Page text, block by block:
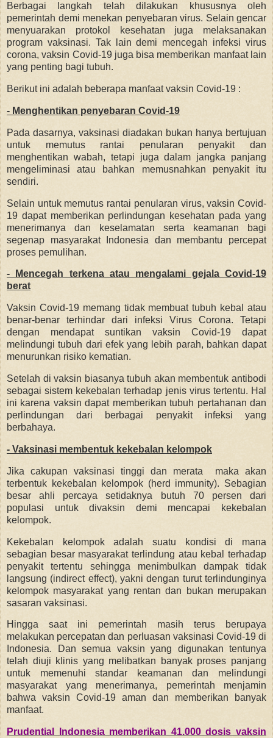
Berbagai langkah telah dilakukan khususnya oleh
pemerintah demi menekan penyebaran virus. Selain gencar
menyuarakan protokol kesehatan juga melaksanakan
program vaksinasi. Tak lain demi mencegah infeksi virus
corona, vaksin Covid-19 juga bisa memberikan manfaat lain
yang penting bagi tubuh.
Berikut ini adalah beberapa manfaat vaksin Covid-19 :
- Menghentikan penyebaran Covid-19
Pada dasarnya, vaksinasi diadakan bukan hanya bertujuan
untuk memutus rantai penularan penyakit dan
menghentikan wabah, tetapi juga dalam jangka panjang
mengeliminasi atau bahkan memusnahkan penyakit itu
sendiri.
Selain untuk memutus rantai penularan virus, vaksin Covid-
19 dapat memberikan perlindungan kesehatan pada yang
menerimanya dan keselamatan serta keamanan bagi
segenap masyarakat Indonesia dan membantu percepat
proses pemulihan.
- Mencegah terkena atau mengalami gejala Covid-19
berat
Vaksin Covid-19 memang tidak membuat tubuh kebal atau
benar-benar terhindar dari infeksi Virus Corona. Tetapi
dengan mendapat suntikan vaksin Covid-19 dapat
melindungi tubuh dari efek yang lebih parah, bahkan dapat
menurunkan risiko kematian.
Setelah di vaksin biasanya tubuh akan membentuk antibodi
sebagai sistem kekebalan terhadap jenis virus tertentu. Hal
ini karena vaksin dapat memberikan tubuh pertahanan dan
perlindungan dari berbagai penyakit infeksi yang
berbahaya.
- Vaksinasi membentuk kekebalan kelompok
Jika cakupan vaksinasi tinggi dan merata maka akan
terbentuk kekebalan kelompok (herd immunity). Sebagian
besar ahli percaya setidaknya butuh 70 persen dari
populasi untuk divaksin demi mencapai kekebalan
kelompok.
Kekebalan kelompok adalah suatu kondisi di mana
sebagian besar masyarakat terlindung atau kebal terhadap
penyakit tertentu sehingga menimbulkan dampak tidak
langsung (indirect effect), yakni dengan turut terlindunginya
kelompok masyarakat yang rentan dan bukan merupakan
sasaran vaksinasi.
Hingga saat ini pemerintah masih terus berupaya
melakukan percepatan dan perluasan vaksinasi Covid-19 di
Indonesia. Dan semua vaksin yang digunakan tentunya
telah diuji klinis yang melibatkan banyak proses panjang
untuk memenuhi standar keamanan dan melindungi
masyarakat yang menerimanya, pemerintah menjamin
bahwa vaksin Covid-19 aman dan memberikan banyak
manfaat.
Prudential Indonesia memberikan 41.000 dosis vaksin